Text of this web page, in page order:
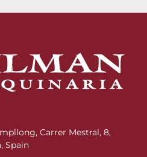
Carrer Mestral, 8,
Spain